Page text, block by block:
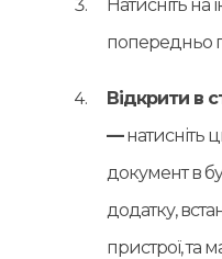
Натисніть на
попередньо
Відкрити в
—натисніть
документ в
додатку,
пристрої, та